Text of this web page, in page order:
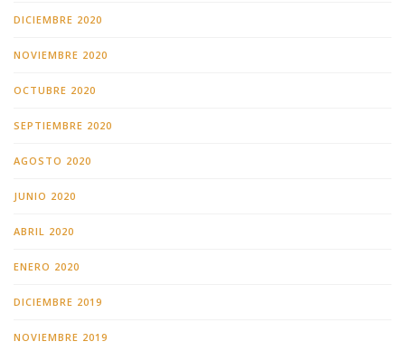
DICIEMBRE 2020
NOVIEMBRE 2020
OCTUBRE 2020
SEPTIEMBRE 2020
AGOSTO 2020
JUNIO 2020
ABRIL 2020
ENERO 2020
DICIEMBRE 2019
NOVIEMBRE 2019